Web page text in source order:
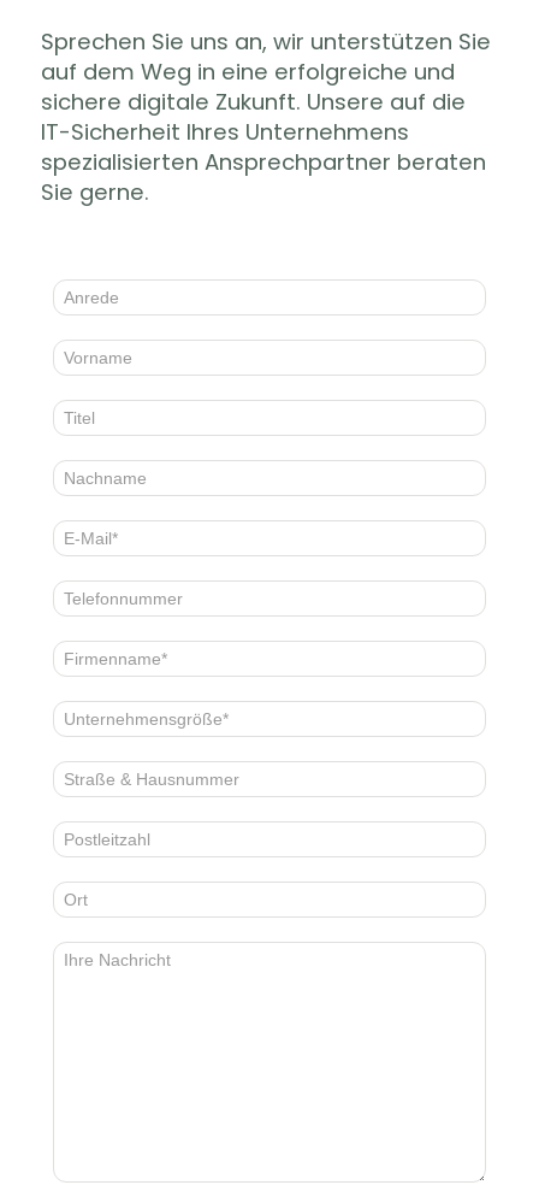
Sprechen Sie uns an, wir unterstützen Sie
auf dem Weg in eine erfolgreiche und
sichere digitale Zukunft. Unsere auf die
IT-Sicherheit Ihres Unternehmens
spezialisierten Ansprechpartner beraten
Sie gerne.